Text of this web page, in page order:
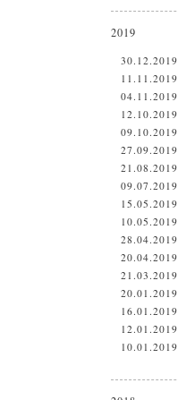
2019
30.12.2019
11.11.2019
04.11.2019
12.10.2019
09.10.2019
27.09.2019
21.08.2019
09.07.2019
15.05.2019
10.05.2019
28.04.2019
20.04.2019
21.03.2019
20.01.2019
16.01.2019
12.01.2019
10.01.2019